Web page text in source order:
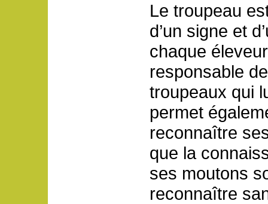
Le troupeau
d’un signe et
chaque
responsable
troupeaux qui
permet
reconnaître
que la
ses moutons
reconnaître